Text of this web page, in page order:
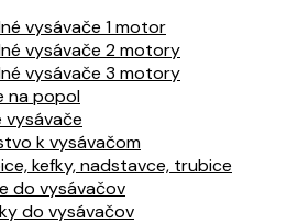
vysávače 1 motor
vysávače 2 motory
vysávače 3 motory
na popol
vysávače
k vysávačom
kefky, nadstavce, trubice
do vysávačov
do vysávačov